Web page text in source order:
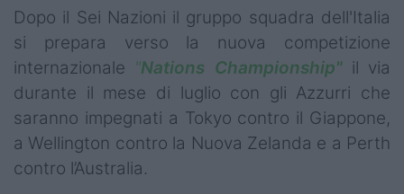
Dopo il Sei Nazioni il gruppo squadra dell'Italia
si prepara verso la nuova competizione
internazionale "Nations Championship"il via
durante il mese di luglio con gli Azzurri che
saranno impegnati a Tokyo contro il Giappone,
a Wellington contro la Nuova Zelanda e a Perth
contro l’Australia.